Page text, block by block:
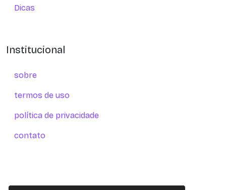
Dicas
Institucional
sobre
termos de uso
política de privacidade
contato